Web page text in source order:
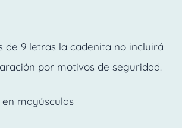
de 9 letras la cadenita no incluirá
por motivos de seguridad.
mayúsculas